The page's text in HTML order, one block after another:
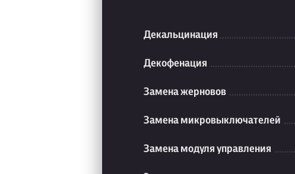
Декальцинация
Декофенация
Замена жерновов
Замена микровыключателей
Замена модуля управления